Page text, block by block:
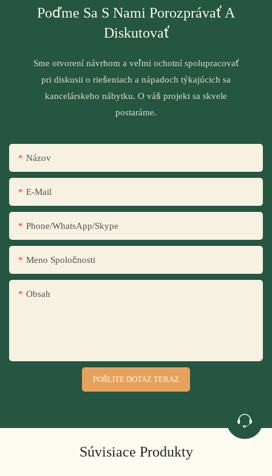
Poďme Sa S Nami Porozprávať A
Diskutovať
Sme otvorení návrhom a veľmi ochotní spolupracovať
pri diskusii o riešeniach a nápadoch týkajúcich sa
kancelárskeho nábytku. O váš projekt sa skvele
postaráme.
Názov
E-Mail
Phone/WhatsApp/Skype
Meno Spoločnosti
Obsah
POŠLITE DOTAZ TERAZ
Súvisiace Produkty